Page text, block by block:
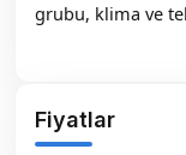
grubu, klima ve
Fiyatlar